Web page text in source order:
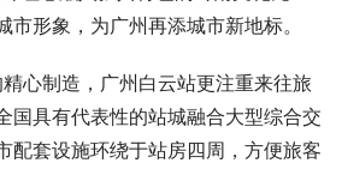
市形象，为广州再添城市新地标。
心制造，广州白云站更注重来往旅
国具有代表性的站城融合大型综合交
配套设施环绕于站房四周，方便旅客